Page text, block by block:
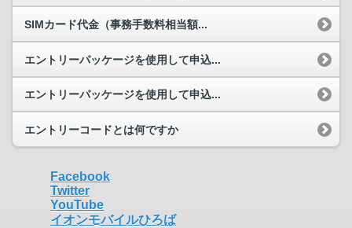
SIMカード代金（事務手数料相当額...
エントリーパッケージを使用して申込...
エントリーパッケージを使用して申込...
エントリーコードとは何ですか
Facebook
Twitter
YouTube
イオンモバイルひろば